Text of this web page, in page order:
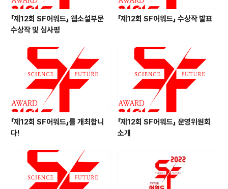
「제12회 SF어워드」 웹소설부문
수상작 및 심사평
「제12회 SF어워드」 수상작 발표
「제12회 SF어워드」를 개최합니
다!
「제12회 SF어워드」 운영위원회
소개